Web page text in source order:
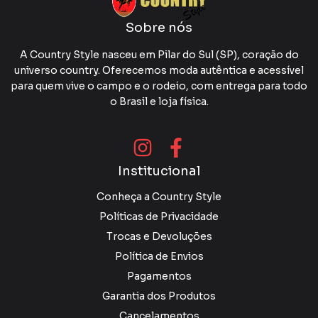
Sobre nós
A Country Style nasceu em Pilar do Sul (SP), coração do
universo country. Oferecemos moda autêntica e acessível
para quem vive o campo e o rodeio, com entrega para todo
o Brasil e loja física.
Institucional
Conheça a Country Style
Políticas de Privacidade
Trocas e Devoluções
Política de Envios
Pagamentos
Garantia dos Produtos